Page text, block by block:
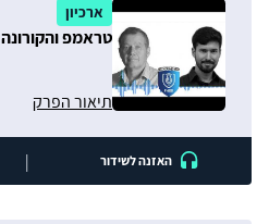
ארכיון
טראמפ והקורונה
תיאור הפרק
האזנה לשידור |